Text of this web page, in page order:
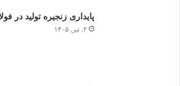
پایداری زنجیره تولید در
۲, تیر, ۱۴۰۵